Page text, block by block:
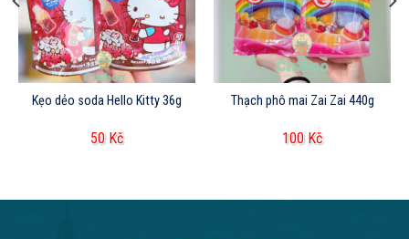
Kẹo dẻo soda Hello Kitty 36g
50 Kč
Thạch phô mai Zai Zai 440g
100 Kč